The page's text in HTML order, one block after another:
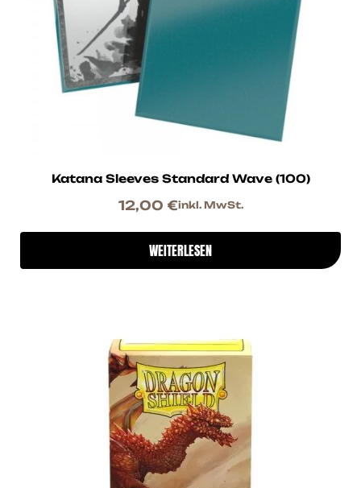
Katana Sleeves Standard Wave (100)
12,00 €inkl. MwSt.
WEITERLESEN